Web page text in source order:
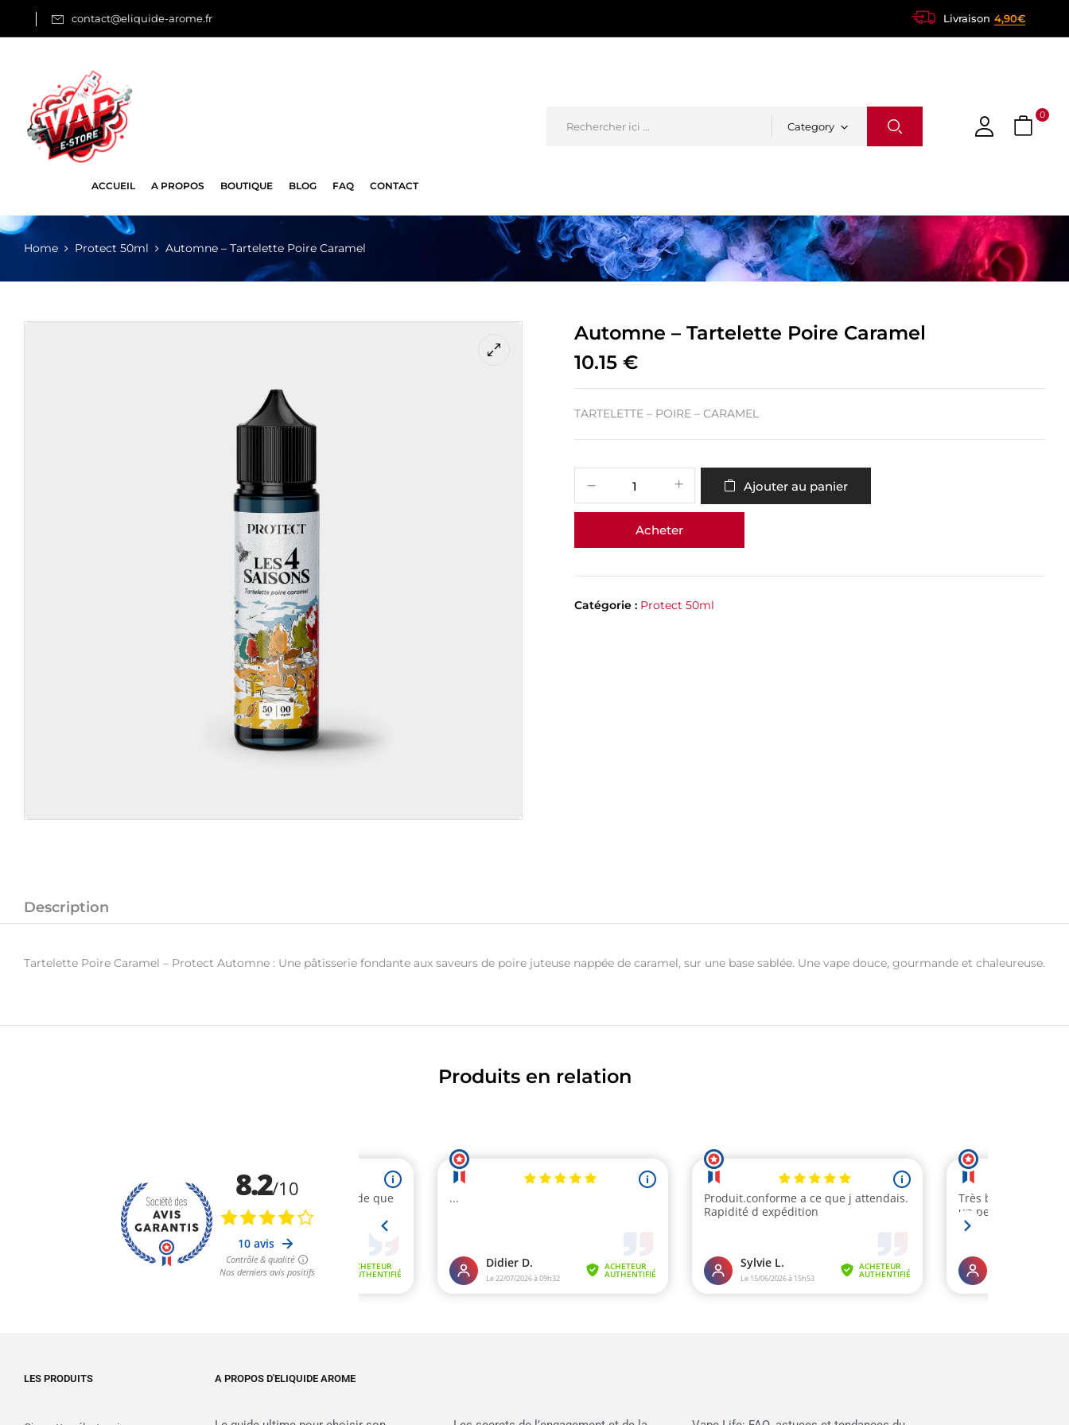
contact@eliquide-arome.fr Livraison 4,90€
ACCUEIL A PROPOS BOUTIQUE BLOG FAQ CONTACT
Category
0
Home Protect 50ml Automne – Tartelette Poire Caramel
Automne – Tartelette Poire Caramel
10.15 €
TARTELETTE – POIRE – CARAMEL
Ajouter au panier
Acheter
Catégorie : Protect 50ml
Description
Tartelette Poire Caramel – Protect Automne : Une pâtisserie fondante aux saveurs de poire juteuse nappée de caramel, sur une base sablée. Une vape douce, gourmande et chaleureuse.
Produits en relation
LES PRODUITS A PROPOS D'ELIQUIDE AROME